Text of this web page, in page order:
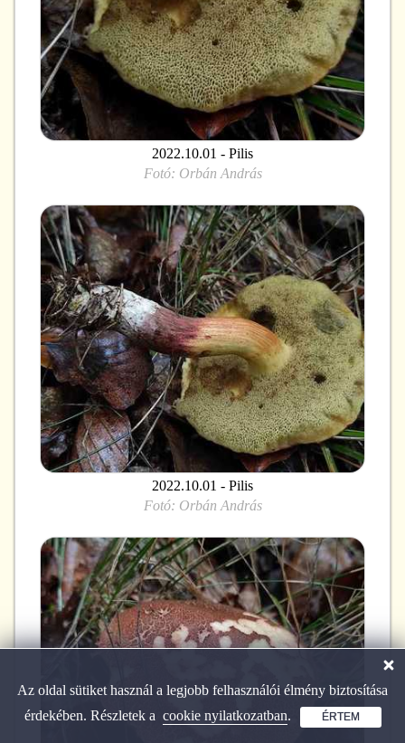
2022.10.01 - Pilis
Fotó: Orbán András
2022.10.01 - Pilis
Fotó: Orbán András
Az oldal sütiket használ a legjobb felhasználói élmény biztosítása
érdekében. Részletek a cookie nyilatkozatban. ÉRTEM